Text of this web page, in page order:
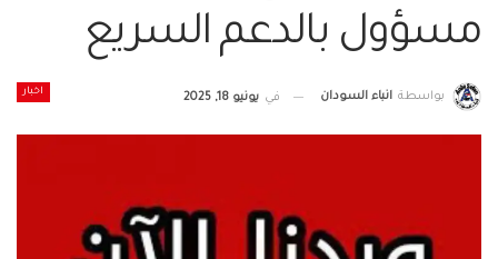
مسؤول بالدعم السريع
اخبار بواسطة انباء السودان في يونيو 18, 2025